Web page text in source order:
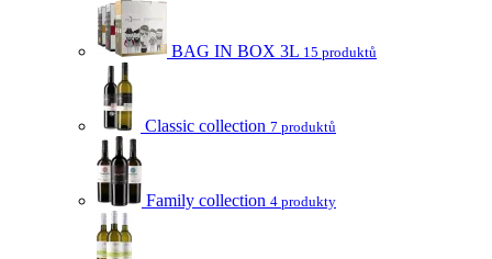
BAG IN BOX 3L 15 produktů
Classic collection 7 produktů
Family collection 4 produkty